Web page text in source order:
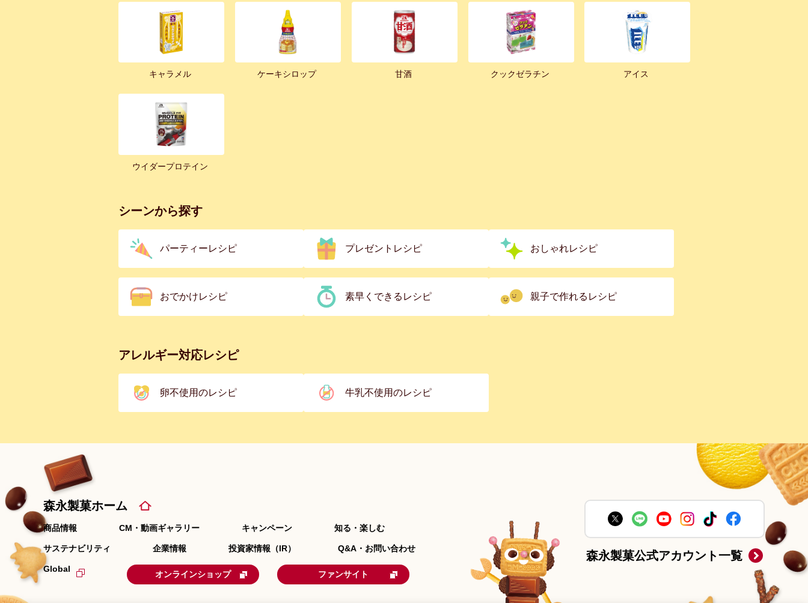
キャラメル ケーキシロップ 甘酒 クックゼラチン アイス
ウイダープロテイン
シーンから探す
パーティーレシピ プレゼントレシピ おしゃれレシピ
おでかけレシピ 素早くできるレシピ 親子で作れるレシピ
アレルギー対応レシピ
卵不使用のレシピ 牛乳不使用のレシピ
森永製菓ホーム
商品情報 CM・動画ギャラリー キャンペーン 知る・楽しむ
サステナビリティ 企業情報 投資家情報（IR） Q&A・お問い合わせ
Global
オンラインショップ ファンサイト
森永製菓公式アカウント一覧